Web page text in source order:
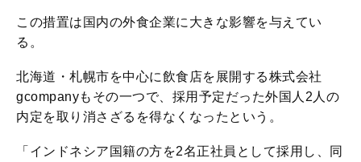
この措置は国内の外食企業に大きな影響を与えてい
る。
北海道・札幌市を中心に飲食店を展開する株式会社
gcompanyもその一つで、採用予定だった外国人2人の
内定を取り消さざるを得なくなったという。
「インドネシア国籍の方を2名正社員として採用し、同